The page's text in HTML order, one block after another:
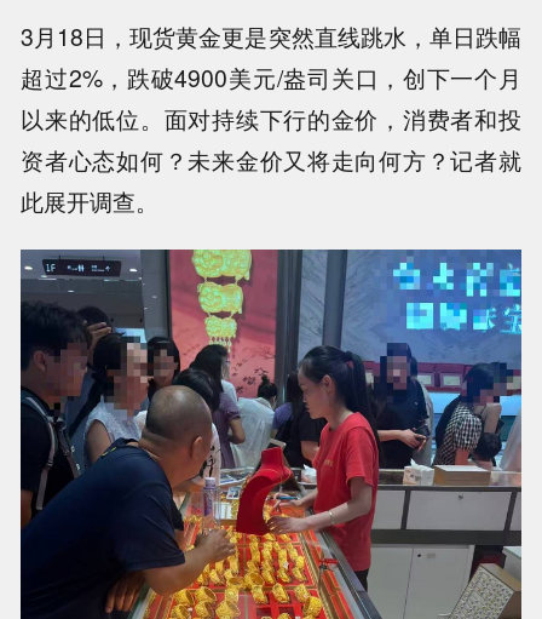
3月18日，现货黄金更是突然直线跳水，单日跌幅
超过2%，跌破4900美元/盎司关口，创下一个月
以来的低位。面对持续下行的金价，消费者和投
资者心态如何？未来金价又将走向何方？记者就
此展开调查。